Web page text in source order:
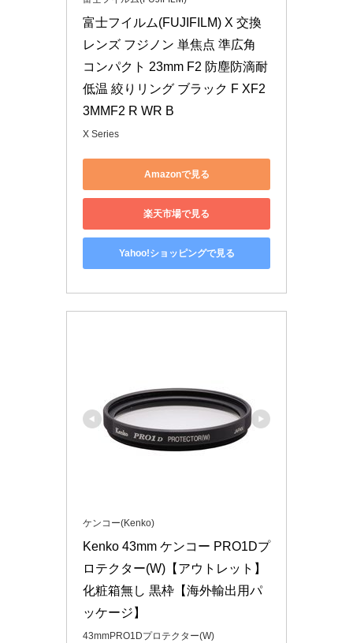
富士フイルム(FUJIFILM) X 交換
レンズ フジノン 単焦点 準広角
コンパクト 23mm F2 防塵防滴耐
低温 絞りリング ブラック F XF2
3MMF2 R WR B
X Series
Amazonで見る
楽天市場で見る
Yahoo!ショッピングで見る
ケンコー(Kenko)
Kenko 43mm ケンコー PRO1Dプ
ロテクター(W)【アウトレット】
化粧箱無し 黒枠【海外輸出用パ
ッケージ】
43mmPRO1Dプロテクター(W)